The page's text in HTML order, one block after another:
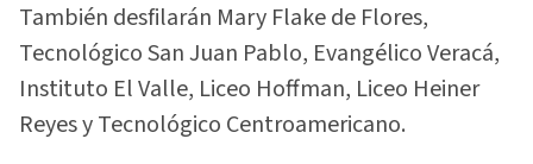
También desfilarán Mary Flake de Flores,
Tecnológico San Juan Pablo, Evangélico Veracá,
Instituto El Valle, Liceo Hoffman, Liceo Heiner
Reyes y Tecnológico Centroamericano.